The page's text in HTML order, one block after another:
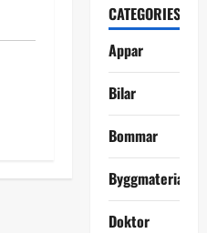
CATEGORIES
Appar
Bilar
Bommar
Byggmaterial
Doktor